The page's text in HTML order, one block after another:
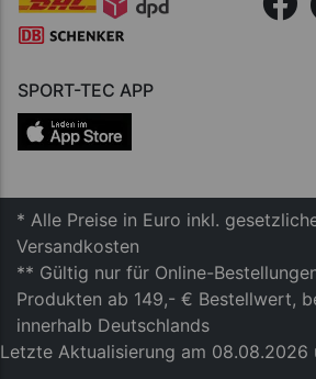
SPORT-TEC APP
* Alle Preise in Euro inkl.
Versandkosten
** Gültig nur für Online-
Produkten ab 149,- € Bestellwert,
innerhalb Deutschlands
Letzte Aktualisierung am 08.08.2026